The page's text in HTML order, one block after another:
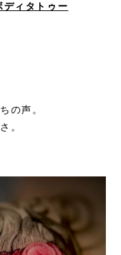
ィタトゥー
の声。
。